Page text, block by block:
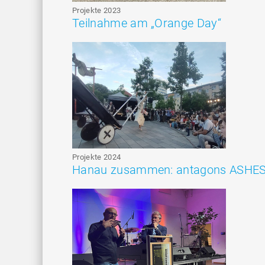
Projekte 2023
Teilnahme am „Orange Day“
Projekte 2024
Hanau zusammen: antagons